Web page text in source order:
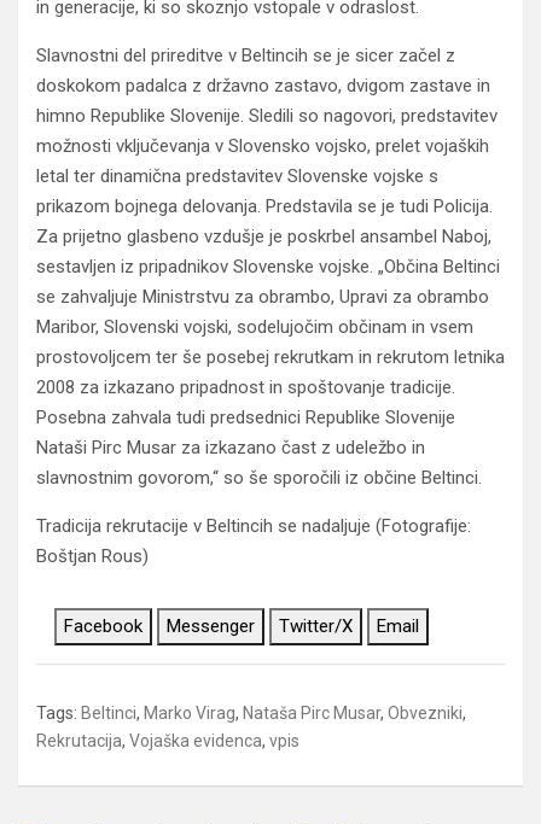
in generacije, ki so skoznjo vstopale v odraslost.
Slavnostni del prireditve v Beltincih se je sicer začel z
doskokom padalca z državno zastavo, dvigom zastave in
himno Republike Slovenije. Sledili so nagovori, predstavitev
možnosti vključevanja v Slovensko vojsko, prelet vojaških
letal ter dinamična predstavitev Slovenske vojske s
prikazom bojnega delovanja. Predstavila se je tudi Policija.
Za prijetno glasbeno vzdušje je poskrbel ansambel Naboj,
sestavljen iz pripadnikov Slovenske vojske. „Občina Beltinci
se zahvaljuje Ministrstvu za obrambo, Upravi za obrambo
Maribor, Slovenski vojski, sodelujočim občinam in vsem
prostovoljcem ter še posebej rekrutkam in rekrutom letnika
2008 za izkazano pripadnost in spoštovanje tradicije.
Posebna zahvala tudi predsednici Republike Slovenije
Nataši Pirc Musar za izkazano čast z udeležbo in
slavnostnim govorom,“ so še sporočili iz občine Beltinci.
Tradicija rekrutacije v Beltincih se nadaljuje (Fotografije:
Boštjan Rous)
Facebook Messenger Twitter/X Email
Tags: Beltinci, Marko Virag, Nataša Pirc Musar, Obvezniki,
Rekrutacija, Vojaška evidenca, vpis